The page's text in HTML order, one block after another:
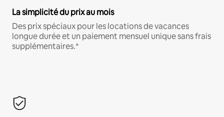
La simplicité du prix au mois
Des prix spéciaux pour les locations de vacances
longue durée et un paiement mensuel unique sans frais
supplémentaires.*